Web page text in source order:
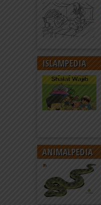
ISLAMPEDIA
ANIMALPEDIA